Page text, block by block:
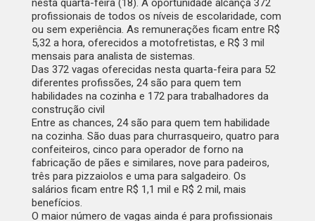
nesta quarta-feira (18). A oportunidade alcança 372
profissionais de todos os níveis de escolaridade, com
ou sem experiência. As remunerações ficam entre R$
5,32 a hora, oferecidos a motofretistas, e R$ 3 mil
mensais para analista de sistemas.
Das 372 vagas oferecidas nesta quarta-feira para 52
diferentes profissões, 24 são para quem tem
habilidades na cozinha e 172 para trabalhadores da
construção civil
Entre as chances, 24 são para quem tem habilidade
na cozinha. São duas para churrasqueiro, quatro para
confeiteiros, cinco para operador de forno na
fabricação de pães e similares, nove para padeiros,
três para pizzaiolos e uma para salgadeiro. Os
salários ficam entre R$ 1,1 mil e R$ 2 mil, mais
benefícios.
O maior número de vagas ainda é para profissionais